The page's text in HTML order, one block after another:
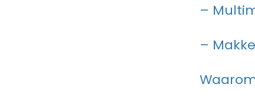
–
–